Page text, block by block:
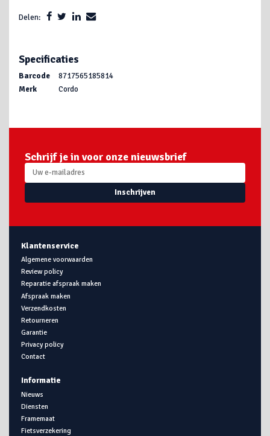
Delen:
Specificaties
Barcode
8717565185814
Merk
Cordo
Schrijf je in voor onze nieuwsbrief
Inschrijven
Klantenservice
Algemene voorwaarden
Review policy
Reparatie afspraak maken
Afspraak maken
Verzendkosten
Retourneren
Garantie
Privacy policy
Contact
Informatie
Nieuws
Diensten
Framemaat
Fietsverzekering